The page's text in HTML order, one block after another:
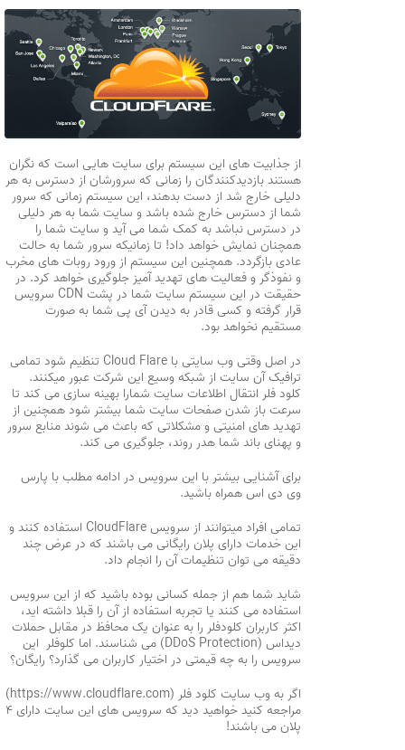
از جذابیت های این سیستم برای سایت هایی است که نگران
هستند بازدیدکنندگان را زمانی که سرورشان از دسترس به هر
دلیلی خارج شد از دست بدهند، این سیستم زمانی که سرور
شما از دسترس خارج شده باشد و سایت شما به هر دلیلی
در دسترس نباشد به کمک شما می آید و سایت شما را
همچنان نمایش خواهد داد! تا زمانیکه سرور شما به حالت
عادی بازگردد. همچنین این سیستم از ورود روبات های مخرب
و نفوذگر و فعالیت های تهدید آمیز جلوگیری خواهد کرد. در
حقیقت در این سیستم سایت شما در پشت CDN سرویس
قرار گرفته و کسی قادر به دیدن آی پی شما به صورت
مستقیم نخواهد بود.
در اصل وقتی وب سایتی با Cloud Flare تنظیم شود تمامی
ترافیک آن سایت از شبکه وسیع این شرکت عبور میکنند.
کلود فلر انتقال اطلاعات سایت شمارا بهینه سازی می کند تا
سرعت باز شدن صفحات سایت شما بیشتر شود همچنین از
تهدید های امنیتی و مشکلاتی که باعث می شوند منابع سرور
و پهنای باند شما هدر روند، جلوگیری می کند.
برای آشنایی بیشتر با این سرویس در ادامه مطلب با پارس
وی دی اس همراه باشید.
تمامی افراد میتوانند از سرویس CloudFlare استفاده کنند و
این خدمات دارای پلان رایگانی می باشند که در عرض چند
دقیقه می توان تنظیمات آن را انجام داد.
شاید شما هم از جمله کسانی بوده باشید که از این سرویس
استفاده می کنند یا تجربه استفاده از آن را قبلا داشته اید،
اکثر کاربران کلودفلر را به عنوان یک محافظ در مقابل حملات
دیداس (DDoS Protection) می شناسند. اما کلوفلر این
سرویس را به چه قیمتی در اختیار کاربران می گذارد؟ رایگان؟
اگر به وب سایت کلود فلر (https://www.cloudflare.com)
مراجعه کنید خواهید دید که سرویس های این سایت دارای ۴
پلان می باشند!